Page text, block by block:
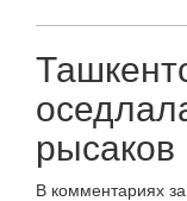
рысаков
В комментариях